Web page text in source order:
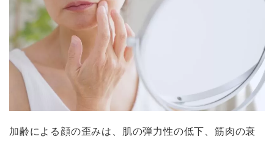
加齢による顔の歪みは、肌の弾力性の低下、筋肉の衰